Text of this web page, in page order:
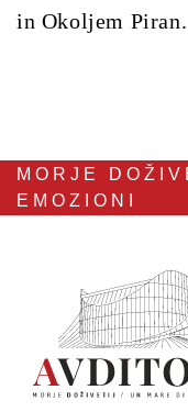
in Okoljem Piran.
MORJE
EMOZIONI